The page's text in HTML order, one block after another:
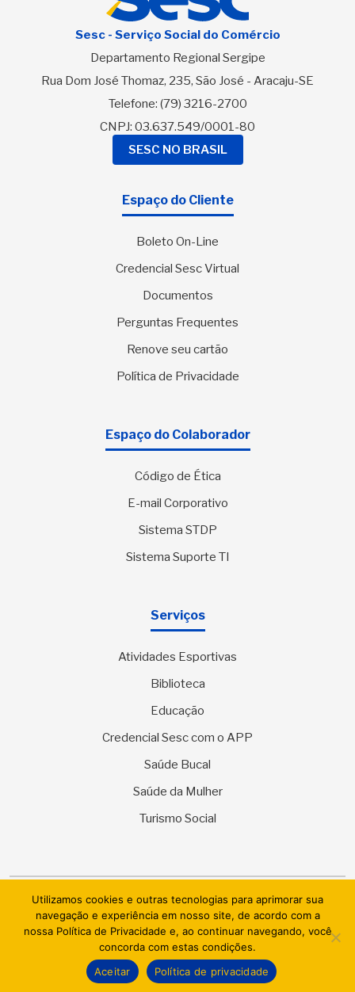
Sesc - Serviço Social do Comércio
Departamento Regional Sergipe
Rua Dom José Thomaz, 235, São José - Aracaju-SE
Telefone: (79) 3216-2700
CNPJ: 03.637.549/0001-80
SESC NO BRASIL
Espaço do Cliente
Boleto On-Line
Credencial Sesc Virtual
Documentos
Perguntas Frequentes
Renove seu cartão
Política de Privacidade
Espaço do Colaborador
Código de Ética
E-mail Corporativo
Sistema STDP
Sistema Suporte TI
Serviços
Atividades Esportivas
Biblioteca
Educação
Credencial Sesc com o APP
Saúde Bucal
Saúde da Mulher
Turismo Social
© 2026 SESC Sergipe - Serviço Social do Comércio. Todos os
direitos reservados.
AI.BRAZIL TECHNOLOGIES & DATACENTER LTDA
Utilizamos cookies e outras tecnologias para aprimorar sua
navegação e experiência em nosso site, de acordo com a
nossa Política de Privacidade e, ao continuar navegando, você
concorda com estas condições.
Aceitar
Política de privacidade